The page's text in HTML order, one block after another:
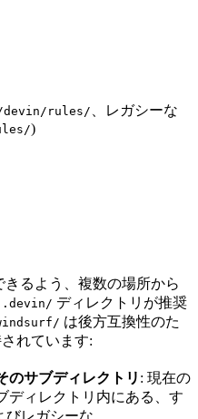
rules/ 、レガシーな
)
きるよう、複数の場所から
.devin/ ディレクトリが推奨
は後方互換性のた
れています:
のサブディレクトリ : 現在の
ディレクトリ内にある、す
びレガシーな